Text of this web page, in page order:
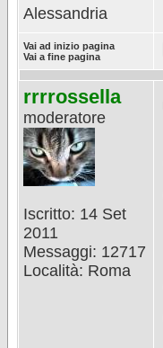
Alessandria
Vai ad inizio pagina
Vai a fine pagina
rrrrossella
moderatore
Iscritto: 14 Set
2011
Messaggi: 12717
Località: Roma